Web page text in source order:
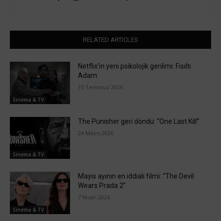
RELATED ARTICLES
Sinema & TV
Netflix’in yeni psikolojik gerilimi: Fısıltı
Adam
15 Temmuz 2026
Sinema & TV
The Punisher geri döndü: “One Last Kill”
24 Mayıs 2026
Sinema & TV
Mayıs ayının en iddialı filmi: “The Devil
Wears Prada 2”
7 Nisan 2026